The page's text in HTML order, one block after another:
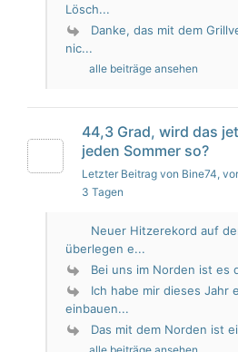
Lösch...
Danke, das mit dem
nic...
alle beiträge ansehen
44,3 Grad, wird das
jeden Sommer so?
Letzter Beitrag von Bine74, vor
3 Tagen
Neuer Hitzerekord auf
überlegen e...
Bei uns im Norden ist es
Ich habe mir dieses Jahr
einbauen...
Das mit dem Norden ist